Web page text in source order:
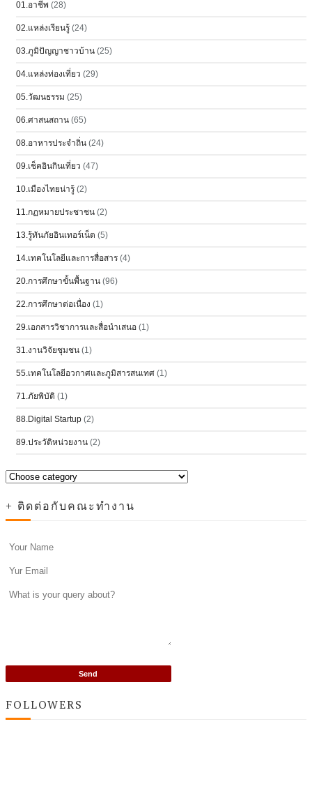
01.อาชีพ (28)
02.แหล่งเรียนรู้ (24)
03.ภูมิปัญญาชาวบ้าน (25)
04.แหล่งท่องเที่ยว (29)
05.วัฒนธรรม (25)
06.ศาสนสถาน (65)
08.อาหารประจำถิ่น (24)
09.เช็คอินกินเที่ยว (47)
10.เมืองไทยน่ารู้ (2)
11.กฏหมายประชาชน (2)
13.รู้ทันภัยอินเทอร์เน็ต (5)
14.เทคโนโลยีและการสื่อสาร (4)
20.การศึกษาขั้นพื้นฐาน (96)
22.การศึกษาต่อเนื่อง (1)
29.เอกสารวิชาการและสื่อนำเสนอ (1)
31.งานวิจัยชุมชน (1)
55.เทคโนโลยีอวกาศและภูมิสารสนเทศ (1)
71.ภัยพิบัติ (1)
88.Digital Startup (2)
89.ประวัติหน่วยงาน (2)
+ ติดต่อกับคณะทำงาน
FOLLOWERS